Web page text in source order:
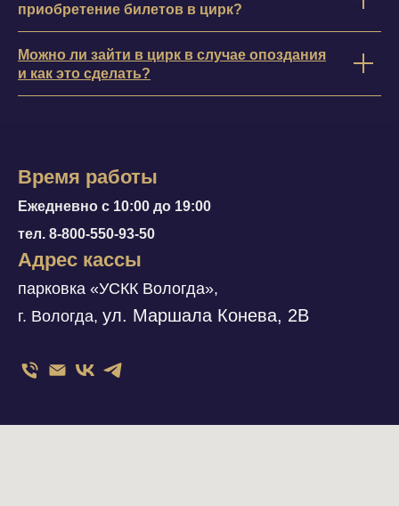
приобретение билетов в цирк?
Можно ли зайти в цирк в случае опоздания
и как это сделать?
Время работы
Ежедневно с 10:00 до 19:00
тел. 8-800-550-93-50
Адрес кассы
парковка «УСКК Вологда»,
г. Вологда, ул. Маршала Конева, 2В